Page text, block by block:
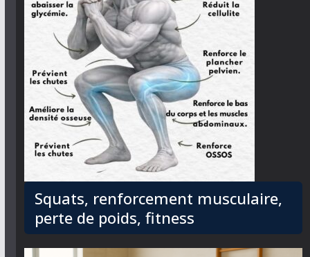
Squats, renforcement musculaire,
perte de poids, fitness